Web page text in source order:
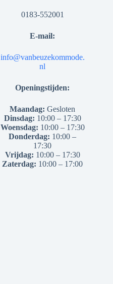
0183-552001
E-mail:
info@vanbeuzekommode.
nl
Openingstijden:
Maandag: Gesloten
Dinsdag: 10:00 – 17:30
Woensdag: 10:00 – 17:30
Donderdag: 10:00 –
17:30
Vrijdag: 10:00 – 17:30
Zaterdag: 10:00 – 17:00